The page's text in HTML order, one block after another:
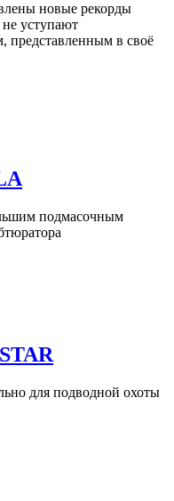
новые рекорды
уступают
представленным в своё
подмасочным
для подводной охоты